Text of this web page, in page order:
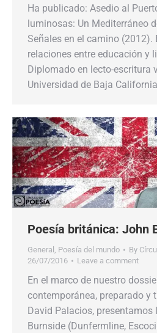
Ha publicado: Asedio al
luminosas: Un Mediterráneo
Señales en el camino (2012).
relaciones entre educación y
Diplomado en lecto-escritura
Universidad de Baja
Poesía británica: John
General , Poesía del mundo By
26/07/2016
Leave a comment
En el marco de nuestro
contemporánea, preparado y
David Palacios, presentamos
Burnside (Dunfermline,